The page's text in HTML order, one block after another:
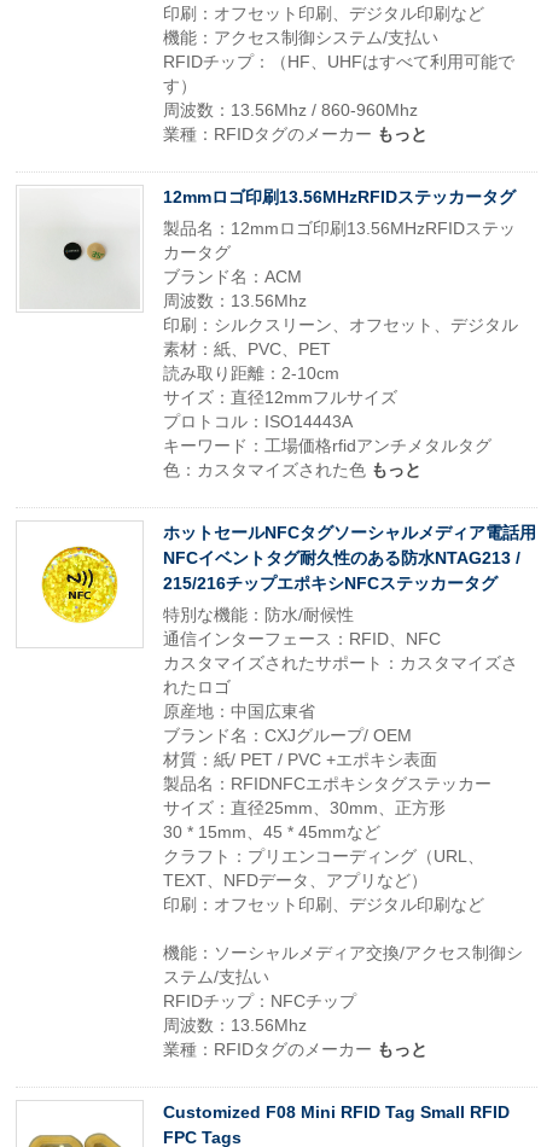
印刷：オフセット印刷、デジタル印刷など
機能：アクセス制御システム/支払い
RFIDチップ：（HF、UHFはすべて利用可能で
す）
周波数：13.56Mhz / 860-960Mhz
業種：RFIDタグのメーカー もっと
12mmロゴ印刷13.56MHzRFIDステッカータグ
製品名：12mmロゴ印刷13.56MHzRFIDステッ
カータグ
ブランド名：ACM
周波数：13.56Mhz
印刷：シルクスリーン、オフセット、デジタル
素材：紙、PVC、PET
読み取り距離：2-10cm
サイズ：直径12mmフルサイズ
プロトコル：ISO14443A
キーワード：工場価格rfidアンチメタルタグ
色：カスタマイズされた色 もっと
ホットセールNFCタグソーシャルメディア電話用
NFCイベントタグ耐久性のある防水NTAG213 /
215/216チップエポキシNFCステッカータグ
特別な機能：防水/耐候性
通信インターフェース：RFID、NFC
カスタマイズされたサポート：カスタマイズさ
れたロゴ
原産地：中国広東省
ブランド名：CXJグループ/ OEM
材質：紙/ PET / PVC +エポキシ表面
製品名：RFIDNFCエポキシタグステッカー
サイズ：直径25mm、30mm、正方形
30 * 15mm、45 * 45mmなど
クラフト：プリエンコーディング（URL、
TEXT、NFDデータ、アプリなど）
印刷：オフセット印刷、デジタル印刷など
機能：ソーシャルメディア交換/アクセス制御シ
ステム/支払い
RFIDチップ：NFCチップ
周波数：13.56Mhz
業種：RFIDタグのメーカー もっと
Customized F08 Mini RFID Tag Small RFID
FPC Tags